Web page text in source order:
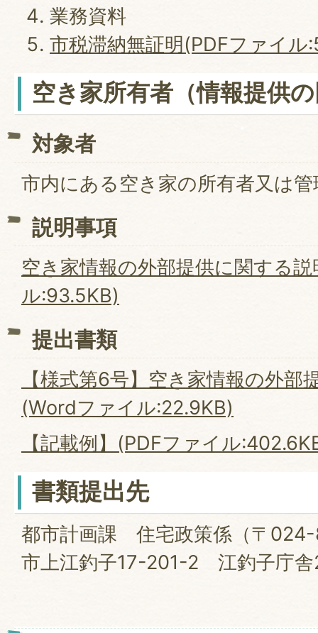
業務資料
市税滞納無証明(PDFファイル
空き家所有者（情報提供
対象者
市内にある空き家の所有者又は管
説明事項
空き家情報の外部提供に関する
ル:93.5KB)
提出書類
【様式第6号】空き家情報の外部
(Wordファイル:22.9KB)
【記載例】(PDFファイル
書類提出先
都市計画課 住宅政策係（〒
市上江釣子17-201-2 江釣子庁舎